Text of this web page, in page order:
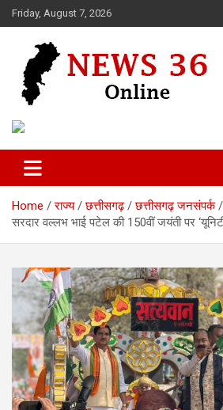
Skip
to
Friday, August 7, 2026
News 36
Home राज्य छत्तीसगढ़
छत्तीसगढ़ जनसंपर्क
सरदार वल्लभ भाई पटेल की 150वीं जयंती पर